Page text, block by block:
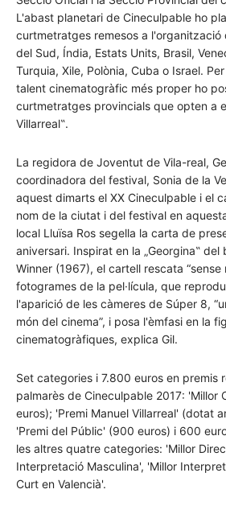
L'abast planetari de Cineculpable ho
curtmetratges remesos a l'organització
del Sud, Índia, Estats Units, Brasil,
Turquia, Xile, Polònia, Cuba o Israel.
talent cinematogràfic més proper ho
curtmetratges provincials que opten a
Villarreal‟.
La regidora de Joventut de Vila-real,
coordinadora del festival, Sonia de la
aquest dimarts el XX Cineculpable i el
nom de la ciutat i del festival en
local Lluïsa Ros segella la carta de
aniversari. Inspirat en la „Georgina‟ del
Winner (1967), el cartell rescata “sense
fotogrames de la pel·lícula, que
l'aparició de les càmeres de Súper 8,
món del cinema”, i posa l'èmfasi en la
cinematogràfiques, explica Gil.
Set categories i 7.800 euros en premis
palmarès de Cineculpable 2017: 'Millor
euros); 'Premi Manuel Villarreal' (dotat
'Premi del Públic' (900 euros) i 600
les altres quatre categories: 'Millor
Interpretació Masculina', 'Millor
Curt en Valencià'.